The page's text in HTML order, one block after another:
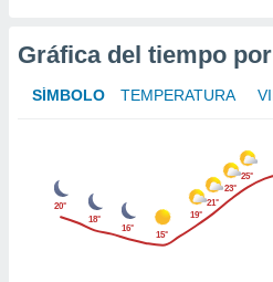
aunque
abono
Gráfica del tiempo
SÍMBOLO TEMPERATURA
20°
18°
16°
15°
19°
21°
23°
25°